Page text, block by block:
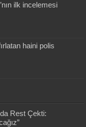
ilk incelemesi
haini polis
Rest Çekti: